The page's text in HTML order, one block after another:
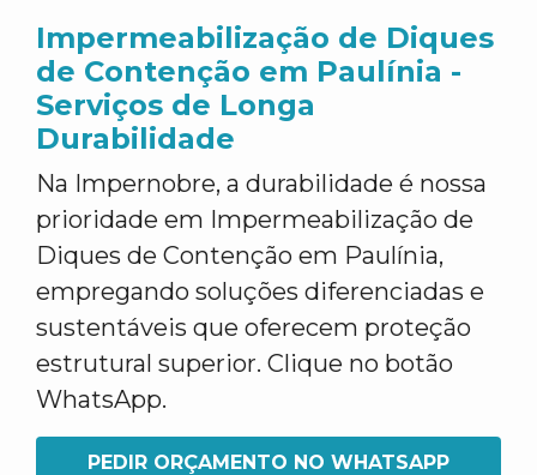
Impermeabilização de Diques
de Contenção em Paulínia -
Serviços de Longa
Durabilidade
Na Impernobre, a durabilidade é nossa
prioridade em Impermeabilização de
Diques de Contenção em Paulínia,
empregando soluções diferenciadas e
sustentáveis que oferecem proteção
estrutural superior. Clique no botão
WhatsApp.
PEDIR ORÇAMENTO NO WHATSAPP